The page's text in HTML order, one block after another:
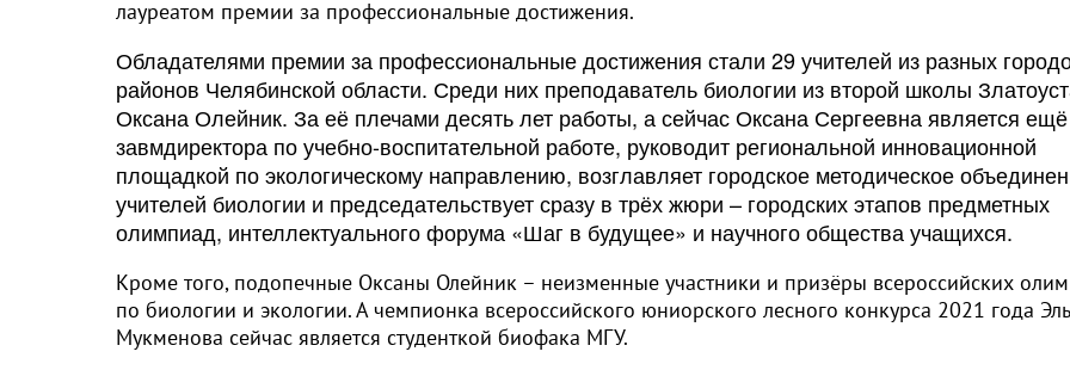
лауреатом премии за профессиональные достижения.
Обладателями премии за профессиональные достижения стали 29 учителей из разных
районов Челябинской области. Среди них преподаватель биологии из второй школы
Оксана Олейник. За её плечами десять лет работы, а сейчас Оксана Сергеевна является
завмдиректора по учебно-воспитательной работе, руководит региональной инновационной
площадкой по экологическому направлению, возглавляет городское методическое
учителей биологии и председательствует сразу в трёх жюри – городских этапов предметных
олимпиад, интеллектуального форума «Шаг в будущее» и научного общества учащихся.
Кроме того, подопечные Оксаны Олейник – неизменные участники и призёры всероссийских
по биологии и экологии. А чемпионка всероссийского юниорского лесного конкурса 2021 года
Мукменова сейчас является студенткой биофака МГУ.